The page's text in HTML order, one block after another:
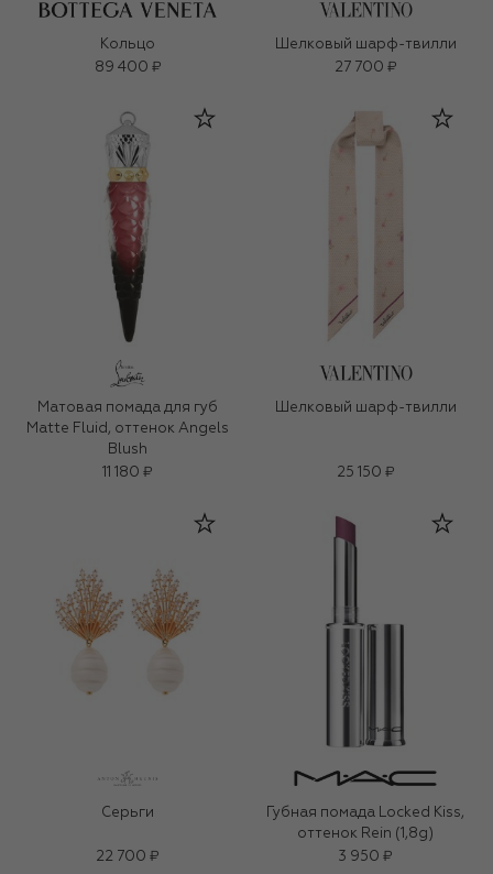
Кольцо
89 400 ₽
Шелковый шарф-твилли
27 700 ₽
Матовая помада для губ
Matte Fluid, оттенок Angels
Blush
11 180 ₽
Шелковый шарф-твилли
25 150 ₽
Серьги
22 700 ₽
Губная помада Locked Kiss,
оттенок Rein (1,8g)
3 950 ₽